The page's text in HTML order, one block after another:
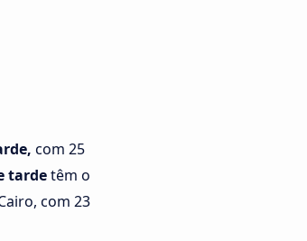
com 25
tardetêm o
com 23